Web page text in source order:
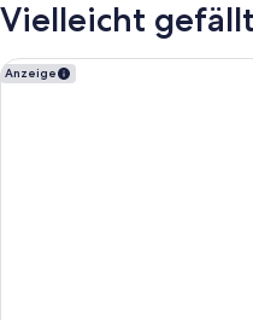
Vielleicht
Anzeige
Citadines Namba Osaka